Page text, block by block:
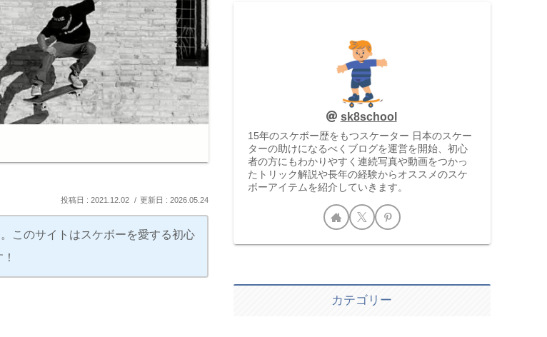
2021.12.02 2026.05.24
このサイトはスケボーを愛する初心
sk8school
15年のスケボー歴をもつスケーター 日本のスケー
ターの助けになるべくブログを運営を開始、初心
者の方にもわかりやすく連続写真や動画をつかっ
たトリック解説や長年の経験からオススメのスケ
ボーアイテムを紹介していきます。
カテゴリー